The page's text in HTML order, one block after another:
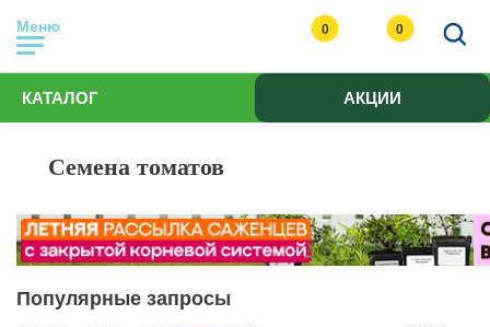
Меню 0 0
КАТАЛОГ АКЦИИ
Семена томатов
Популярные запросы